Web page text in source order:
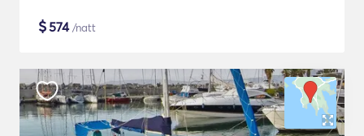
$574/natt